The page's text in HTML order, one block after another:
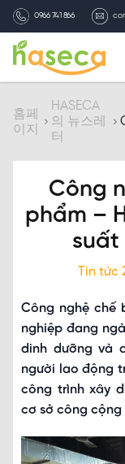
0966 741 866
자기소개
서비스
HASECA의 뉴스레
연락처
홈페
이지
HASECA
의 뉴스레
터
Công
phẩm –
suất
Tin tức
Công nghệ chế
nghiệp đang
dinh dưỡng và
người lao động
công trình xây
cơ sở công cộng